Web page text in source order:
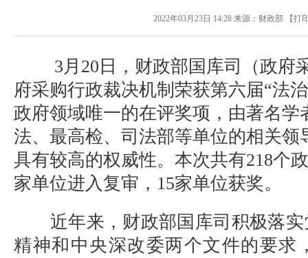
2022年03月23日 14:28来源： 财政部【打
3月20日，财政部国库司（政府
府采购行政裁决机制荣获第六届“法
政府领域唯一的在评奖项，由著名学
法、最高检、司法部等单位的相关领
具有较高的权威性。本次共有218个
家单位进入复审，15家单位获奖。
近年来，财政部国库司积极落实
精神和中央深改委两个文件的要求